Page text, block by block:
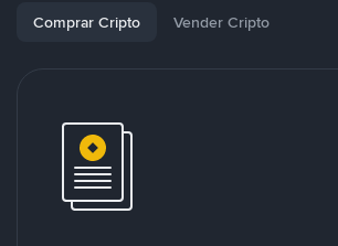
Comprar Cripto Vender Cripto